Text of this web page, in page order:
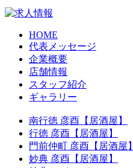
HOME
代表メッセージ
企業概要
店舗情報
スタッフ紹介
ギャラリー
南行徳 彦酉【居酒屋】
行徳 彦酉【居酒屋】
門前仲町 彦酉【居酒屋】
妙典 彦酉【居酒屋】